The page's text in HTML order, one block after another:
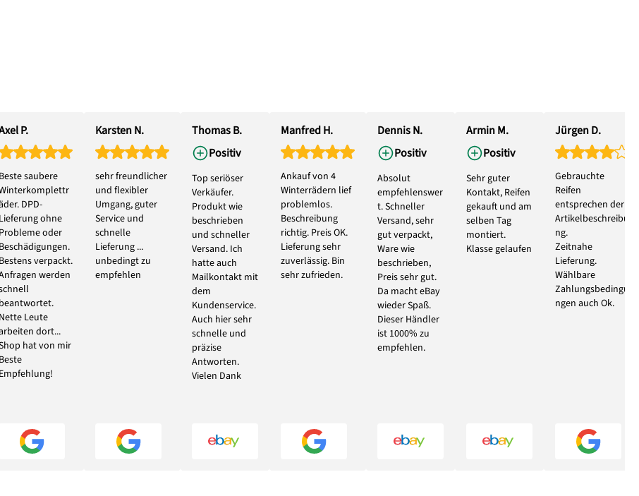
P.
Beste saubere
DPD-
Lieferung ohne
Probleme oder
Beschädigungen.
Bestens verpackt.
werden
beantwortet.
Nette Leute
dort...
hat von mir
Beste
Empfehlung!
Karsten N.
sehr freundlicher
und flexibler
Umgang, guter
Service und
schnelle
Lieferung ...
unbedingt zu
empfehlen
Thomas B.
Positiv
Top seriöser
Verkäufer.
Produkt wie
beschrieben
und schneller
Versand. Ich
hatte auch
Mailkontakt mit
dem
Kundenservice.
Auch hier sehr
schnelle und
präzise
Antworten.
Vielen Dank
Manfred H.
Ankauf von 4
Winterrädern lief
problemlos.
Beschreibung
richtig. Preis OK.
Lieferung sehr
zuverlässig. Bin
sehr zufrieden.
Dennis N.
Positiv
Absolut
empfehlenswer
t. Schneller
Versand, sehr
gut verpackt,
Ware wie
beschrieben,
Preis sehr gut.
Da macht eBay
wieder Spaß.
Dieser Händler
ist 1000% zu
empfehlen.
Armin M.
Positiv
Sehr guter
Kontakt, Reifen
gekauft und am
selben Tag
montiert.
Klasse gelaufen
Jürgen D.
Gebrauchte
Reifen
entsprechen der
Artikelbeschreibu
ng.
Zeitnahe
Lieferung.
Wählbare
Zahlungsbedingu
ngen auch Ok.